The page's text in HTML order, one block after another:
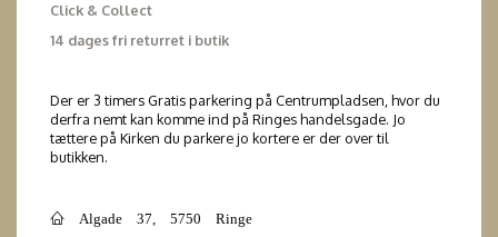
Click & Collect
14 dages fri returret i butik
Der er 3 timers Gratis parkering på Centrumpladsen, hvor du
derfra nemt kan komme ind på Ringes handelsgade. Jo
tættere på Kirken du parkere jo kortere er der over til
butikken.
Algade 37, 5750 Ringe